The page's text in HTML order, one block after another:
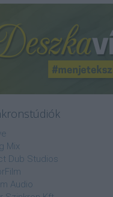
Mix
Dub Studios
Audio